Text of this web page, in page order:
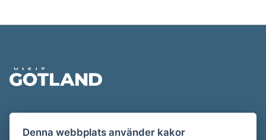
Evenemangskalendern presenteras av
Destination Gotland påvisitgotland.se.
Denna webbplats använder kakor